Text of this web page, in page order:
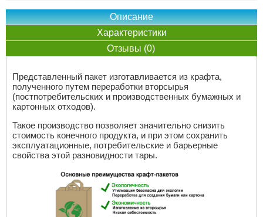
Описание
Характеристики
Отзывы (0)
Представленный пакет изготавливается из крафта,
полученного путем переработки вторсырья
(постпотребительских и производственных бумажных и
картонных отходов).
Такое производство позволяет значительно снизить
стоимость конечного продукта, и при этом сохранить
эксплуатационные, потребительские и барьерные
свойства этой разновидности тары.